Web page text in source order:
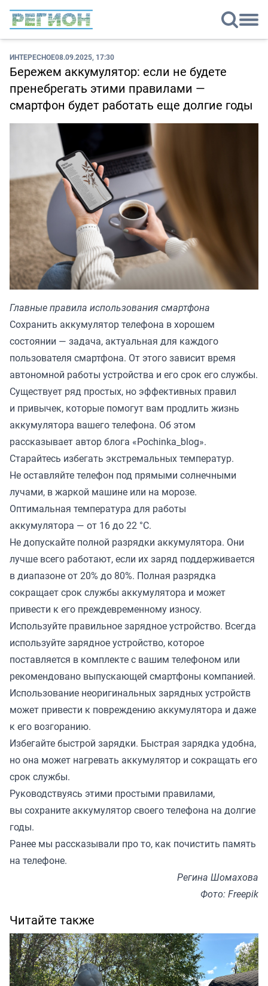
ИНТЕРЕСНОЕ08.09.2025, 17:30
Бережем аккумулятор: если не будете
пренебрегать этими правилами —
смартфон будет работать еще долгие годы
Главные правила использования смартфона
Сохранить аккумулятор телефона в хорошем
состоянии — задача, актуальная для каждого
пользователя смартфона. От этого зависит время
автономной работы устройства и его срок его службы.
Существует ряд простых, но эффективных правил
и привычек, которые помогут вам продлить жизнь
аккумулятора вашего телефона. Об этом
рассказывает автор блога «Pochinka_blog».
Старайтесь избегать экстремальных температур.
Не оставляйте телефон под прямыми солнечными
лучами, в жаркой машине или на морозе.
Оптимальная температура для работы
аккумулятора — от 16 до 22 °C.
Не допускайте полной разрядки аккумулятора. Они
лучше всего работают, если их заряд поддерживается
в диапазоне от 20% до 80%. Полная разрядка
сокращает срок службы аккумулятора и может
привести к его преждевременному износу.
Используйте правильное зарядное устройство. Всегда
используйте зарядное устройство, которое
поставляется в комплекте с вашим телефоном или
рекомендовано выпускающей смартфоны компанией.
Использование неоригинальных зарядных устройств
может привести к повреждению аккумулятора и даже
к его возгоранию.
Избегайте быстрой зарядки. Быстрая зарядка удобна,
но она может нагревать аккумулятор и сокращать его
срок службы.
Руководствуясь этими простыми правилами,
вы сохраните аккумулятор своего телефона на долгие
годы.
Ранее мы рассказывали про то, как почистить память
на телефоне.
Регина Шомахова
Фото: Freepik
Читайте также